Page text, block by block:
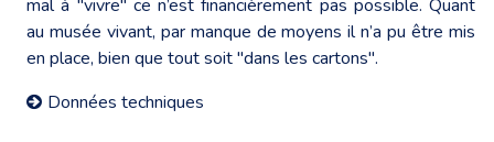
mal à "vivre" ce n’est financièrement pas possible. Quant
au musée vivant, par manque de moyens il n’a pu être mis
en place, bien que tout soit "dans les cartons".
Données techniques